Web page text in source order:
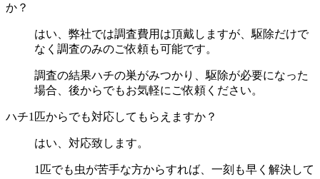
か？
はい、弊社では調査費用は頂戴しますが、駆除だけで
なく調査のみのご依頼も可能です。
調査の結果ハチの巣がみつかり、駆除が必要になった
場合、後からでもお気軽にご依頼ください。
ハチ1匹からでも対応してもらえますか？
はい、対応致します。
1匹でも虫が苦手な方からすれば、一刻も早く解決して